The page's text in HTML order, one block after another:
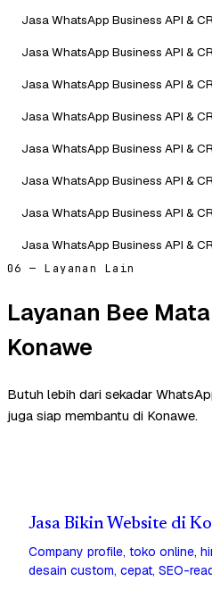
Jasa WhatsApp Business API &
Jasa WhatsApp Business API &
Jasa WhatsApp Business API &
Jasa WhatsApp Business API &
Jasa WhatsApp Business API &
Jasa WhatsApp Business API &
Jasa WhatsApp Business API &
Jasa WhatsApp Business API &
06 — Layanan Lain
Layanan Bee
Konawe
Butuh lebih dari sekadar
juga siap membantu di Konawe.
Jasa Bikin Website di
Company profile, toko online,
desain custom, cepat, SEO-